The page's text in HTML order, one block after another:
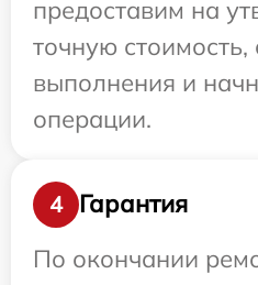
предоставим на
точную стоимость,
выполнения и
операции.
4
Гарантия
По окончании